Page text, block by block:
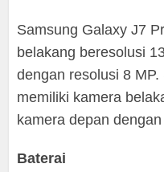
Samsung Galaxy J7
belakang beresolusi
dengan resolusi 8
memiliki kamera
kamera depan
Baterai